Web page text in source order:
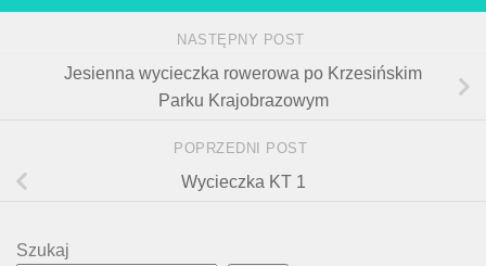
NASTĘPNY POST
Jesienna wycieczka rowerowa po Krzesińskim
Parku Krajobrazowym
POPRZEDNI POST
Wycieczka KT 1
Szukaj